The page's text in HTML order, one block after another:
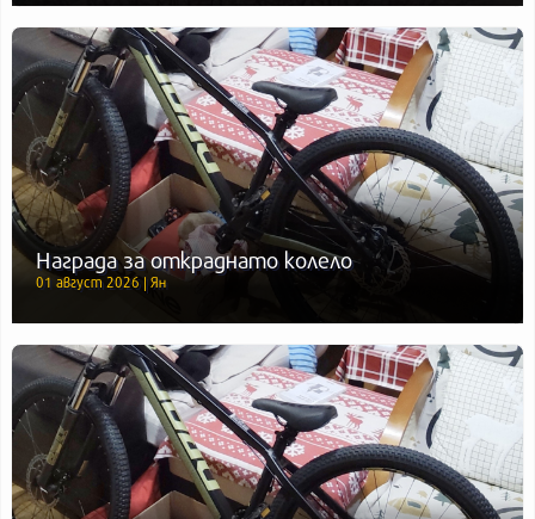
Награда за откраднато колело
01 август 2026 | Ян